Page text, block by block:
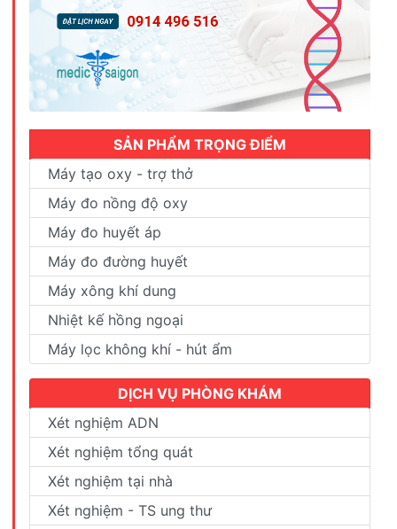
SẢN PHẨM TRỌNG ĐIỂM
Máy tạo oxy - trợ thở
Máy đo nồng độ oxy
Máy đo huyết áp
Máy đo đường huyết
Máy xông khí dung
Nhiệt kế hồng ngoại
Máy lọc không khí - hút ẩm
DỊCH VỤ PHÒNG KHÁM
Xét nghiệm ADN
Xét nghiệm tổng quát
Xét nghiệm tại nhà
Xét nghiệm - TS ung thư